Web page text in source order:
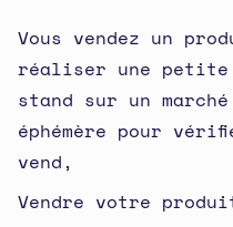
Vous vendez un
réaliser une
stand sur un
éphémère pour
vend,
Vendre votre